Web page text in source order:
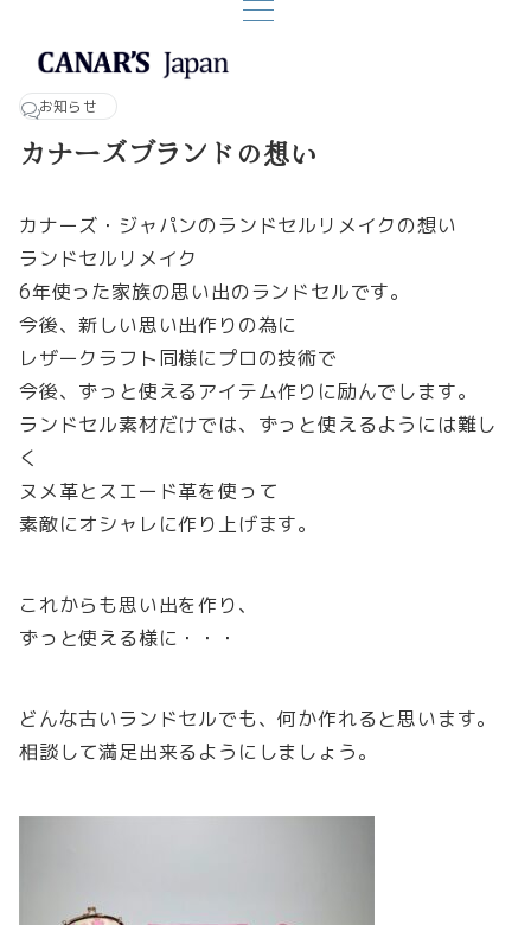
お知らせ
カナーズブランドの想い
カナーズ・ジャパンのランドセルリメイクの想い
ランドセルリメイク
6年使った家族の思い出のランドセルです。
今後、新しい思い出作りの為に
レザークラフト同様にプロの技術で
今後、ずっと使えるアイテム作りに励んでします。
ランドセル素材だけでは、ずっと使えるようには難し
く
ヌメ革とスエード革を使って
素敵にオシャレに作り上げます。
これからも思い出を作り、
ずっと使える様に・・・
どんな古いランドセルでも、何か作れると思います。
相談して満足出来るようにしましょう。